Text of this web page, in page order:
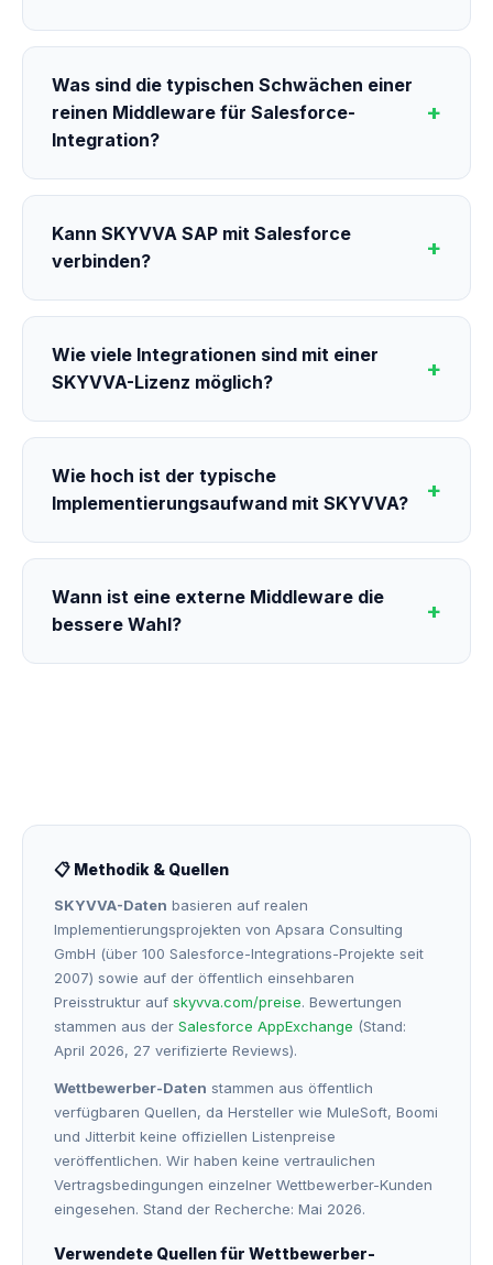
Was sind die typischen Schwächen einer
reinen Middleware für Salesforce-
Integration?
Kann SKYVVA SAP mit Salesforce
verbinden?
Wie viele Integrationen sind mit einer
SKYVVA-Lizenz möglich?
Wie hoch ist der typische
Implementierungsaufwand mit SKYVVA?
Wann ist eine externe Middleware die
bessere Wahl?
📋 Methodik & Quellen
SKYVVA-Daten basieren auf realen
Implementierungsprojekten von Apsara Consulting
GmbH (über 100 Salesforce-Integrations-Projekte seit
2007) sowie auf der öffentlich einsehbaren
Preisstruktur auf skyvva.com/preise. Bewertungen
stammen aus der Salesforce AppExchange (Stand:
April 2026, 27 verifizierte Reviews).
Wettbewerber-Daten stammen aus öffentlich
verfügbaren Quellen, da Hersteller wie MuleSoft, Boomi
und Jitterbit keine offiziellen Listenpreise
veröffentlichen. Wir haben keine vertraulichen
Vertragsbedingungen einzelner Wettbewerber-Kunden
eingesehen. Stand der Recherche: Mai 2026.
Verwendete Quellen für Wettbewerber-